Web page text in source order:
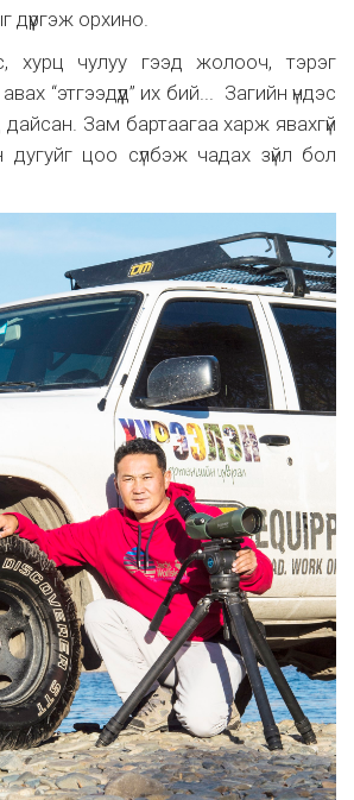
орхино.
хурц чулуу гээд жолооч, тэрэг
“этгээдүүд” их бий... Загийн үндэс
Зам бартаагаа харж явахгүй
цоо сүлбэж чадах зүйл бол